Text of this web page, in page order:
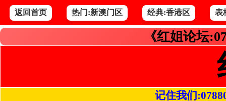
返回首页 热门:新澳门区 经典:香港区 表
《红姐论坛
记住我们